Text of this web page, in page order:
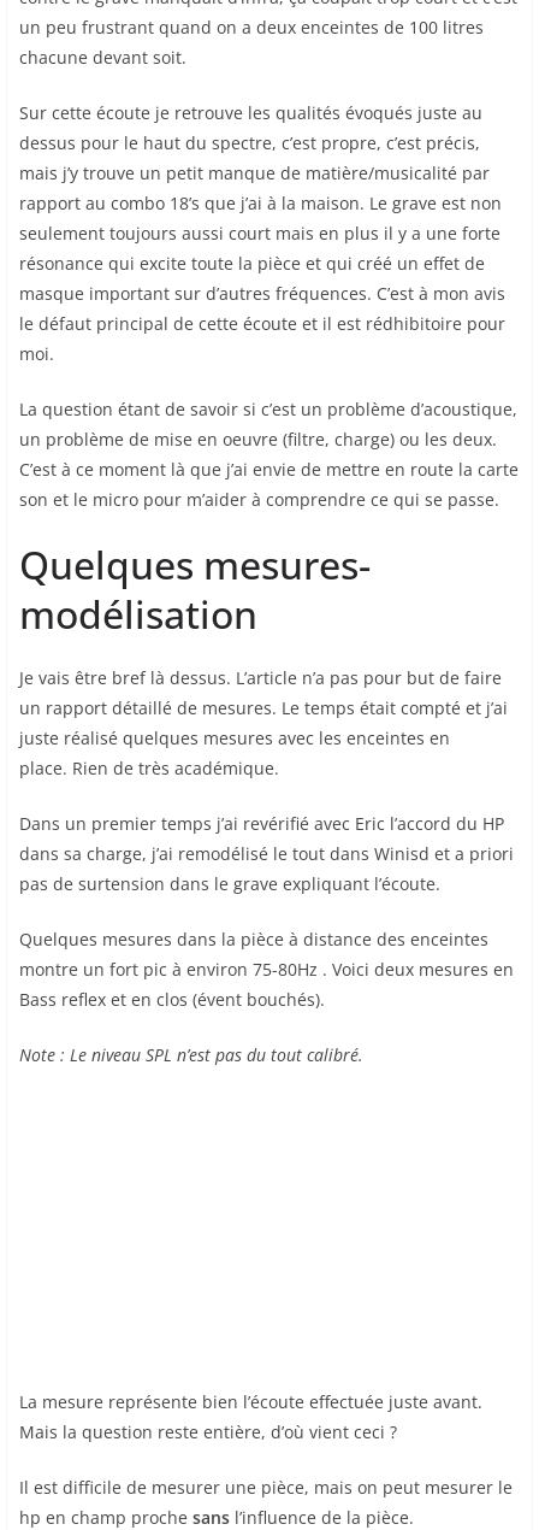
un peu frustrant quand on a deux enceintes de 100 litres
chacune devant soit.
Sur cette écoute je retrouve les qualités évoqués juste au
dessus pour le haut du spectre, c’est propre, c’est précis,
mais j’y trouve un petit manque de matière/musicalité par
rapport au combo 18’s que j’ai à la maison. Le grave est non
seulement toujours aussi court mais en plus il y a une forte
résonance qui excite toute la pièce et qui créé un effet de
masque important sur d’autres fréquences. C’est à mon avis
le défaut principal de cette écoute et il est rédhibitoire pour
moi.
La question étant de savoir si c’est un problème d’acoustique,
un problème de mise en oeuvre (filtre, charge) ou les deux.
C’est à ce moment là que j’ai envie de mettre en route la carte
son et le micro pour m’aider à comprendre ce qui se passe.
Quelques mesures-
modélisation
Je vais être bref là dessus. L’article n’a pas pour but de faire
un rapport détaillé de mesures. Le temps était compté et j’ai
juste réalisé quelques mesures avec les enceintes en
place. Rien de très académique.
Dans un premier temps j’ai revérifié avec Eric l’accord du HP
dans sa charge, j’ai remodélisé le tout dans Winisd et a priori
pas de surtension dans le grave expliquant l’écoute.
Quelques mesures dans la pièce à distance des enceintes
montre un fort pic à environ 75-80Hz . Voici deux mesures en
Bass reflex et en clos (évent bouchés).
Note : Le niveau SPL n’est pas du tout calibré.
La mesure représente bien l’écoute effectuée juste avant.
Mais la question reste entière, d’où vient ceci ?
Il est difficile de mesurer une pièce, mais on peut mesurer le
hp en champ proche sans l’influence de la pièce.